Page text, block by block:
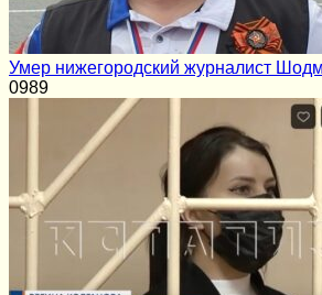
Умер нижегородский журналист
0989